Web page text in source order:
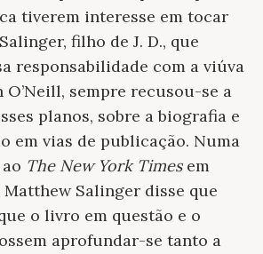
tiverem interesse em tocar
filho de J. D., que
responsabilidade com a viúva
sempre recusou-se a
planos, sobre a biografia e
em vias de publicação. Numa
The New York Times em
Salinger disse que
o livro em questão e o
aprofundar-se tanto a